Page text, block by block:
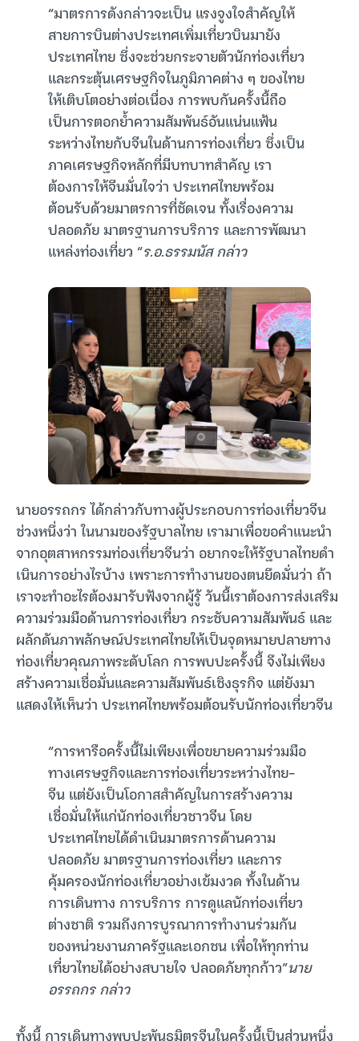
“มาตรการดังกล่าวจะเป็น แรงจูงใจสำคัญให้
สายการบินต่างประเทศเพิ่มเที่ยวบินมายัง
ประเทศไทย ซึ่งจะช่วยกระจายตัวนักท่องเที่ยว
และกระตุ้นเศรษฐกิจในภูมิภาคต่าง ๆ ของไทย
ให้เติบโตอย่างต่อเนื่อง การพบกันครั้งนี้ถือ
เป็นการตอกย้ำความสัมพันธ์อันแน่นแฟ้น
ระหว่างไทยกับจีนในด้านการท่องเที่ยว ซึ่งเป็น
ภาคเศรษฐกิจหลักที่มีบทบาทสำคัญ เรา
ต้องการให้จีนมั่นใจว่า ประเทศไทยพร้อม
ต้อนรับด้วยมาตรการที่ชัดเจน ทั้งเรื่องความ
ปลอดภัย มาตรฐานการบริการ และการพัฒนา
แหล่งท่องเที่ยว “ร.อ.ธรรมนัส กล่าว
นายอรรถกร ได้กล่าวกับทางผู้ประกอบการท่องเที่ยวจีน
ช่วงหนึ่งว่า ในนามของรัฐบาลไทย เรามาเพื่อขอคำแนะนำ
จากอุตสาหกรรมท่องเที่ยวจีนว่า อยากจะให้รัฐบาลไทยดำ
เนินการอย่างไรบ้าง เพราะการทำงานของตนยึดมั่นว่า ถ้า
เราจะทำอะไรต้องมารับฟังจากผู้รู้ วันนี้เราต้องการส่งเสริม
ความร่วมมือด้านการท่องเที่ยว กระชับความสัมพันธ์ และ
ผลักดันภาพลักษณ์ประเทศไทยให้เป็นจุดหมายปลายทาง
ท่องเที่ยวคุณภาพระดับโลก การพบปะครั้งนี้ จึงไม่เพียง
สร้างความเชื่อมั่นและความสัมพันธ์เชิงธุรกิจ แต่ยังมา
แสดงให้เห็นว่า ประเทศไทยพร้อมต้อนรับนักท่องเที่ยวจีน
“การหารือครั้งนี้ไม่เพียงเพื่อขยายความร่วมมือ
ทางเศรษฐกิจและการท่องเที่ยวระหว่างไทย–
จีน แต่ยังเป็นโอกาสสำคัญในการสร้างความ
เชื่อมั่นให้แก่นักท่องเที่ยวชาวจีน โดย
ประเทศไทยได้ดำเนินมาตรการด้านความ
ปลอดภัย มาตรฐานการท่องเที่ยว และการ
คุ้มครองนักท่องเที่ยวอย่างเข้มงวด ทั้งในด้าน
การเดินทาง การบริการ การดูแลนักท่องเที่ยว
ต่างชาติ รวมถึงการบูรณาการทำงานร่วมกัน
ของหน่วยงานภาครัฐและเอกชน เพื่อให้ทุกท่าน
เที่ยวไทยได้อย่างสบายใจ ปลอดภัยทุกก้าว”นาย
อรรถกร กล่าว
ทั้งนี้ การเดินทางพบปะพันธมิตรจีนในครั้งนี้เป็นส่วนหนึ่ง